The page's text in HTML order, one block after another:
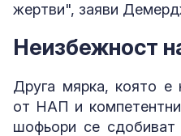
жертви", заяви
Неизбежност
Друга мярка, която е
от НАП и
шофьори се сдобиват